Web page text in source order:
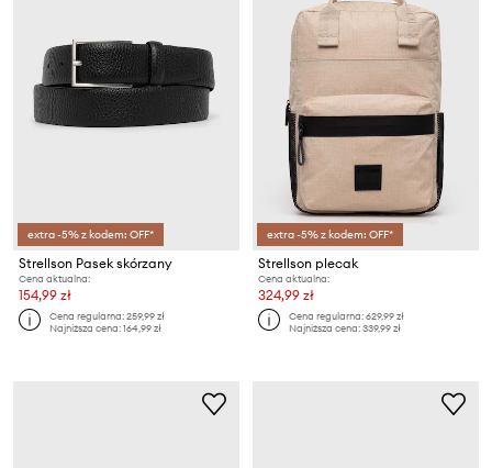
extra -5% z kodem: OFF*
Strellson Pasek skórzany
Cena aktualna:
154,99 zł
Cena regularna:259,99 zł
Najniższa cena:164,99 zł
extra -5% z kodem: OFF*
Strellson plecak
Cena aktualna:
324,99 zł
Cena regularna:629,99 zł
Najniższa cena:339,99 zł